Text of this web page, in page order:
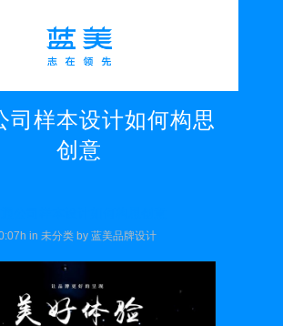
司样本设计如何构思
创意
in 未分类 by 蓝美品牌设计